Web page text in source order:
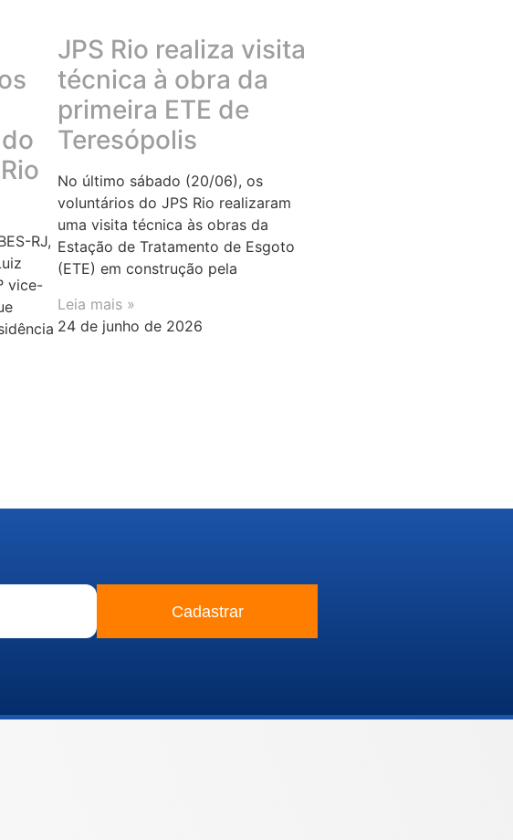
RJ,
vice-
JPS Rio realiza visita
técnica à obra da
primeira ETE de
Teresópolis
No último sábado (20/06), os
voluntários do JPS Rio realizaram
uma visita técnica às obras da
Estação de Tratamento de Esgoto
(ETE) em construção pela
Leia mais »
24 de junho de 2026
Cadastrar